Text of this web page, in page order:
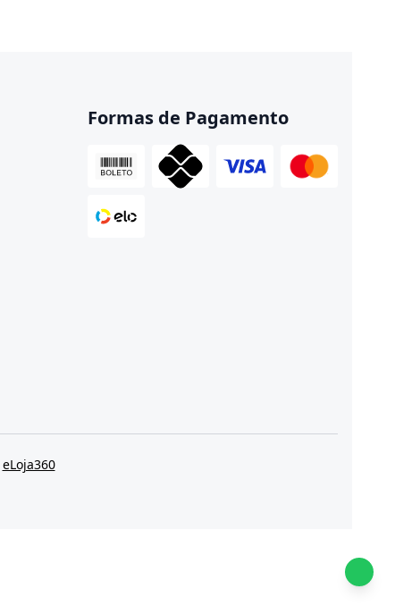
Formas de Pagamento
eLoja360